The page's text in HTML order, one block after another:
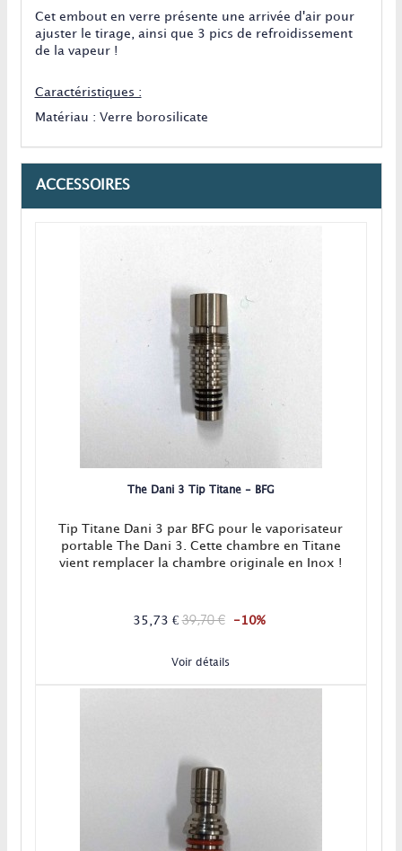
Cet embout en verre présente une arrivée d'air pour
ajuster le tirage, ainsi que 3 pics de refroidissement
de la vapeur !
Caractéristiques :
Matériau : Verre borosilicate
ACCESSOIRES
The Dani 3 Tip Titane - BFG
Tip Titane Dani 3 par BFG pour le vaporisateur
portable The Dani 3. Cette chambre en Titane
vient remplacer la chambre originale en Inox !
35,73 €39,70 € -10%
Voir détails